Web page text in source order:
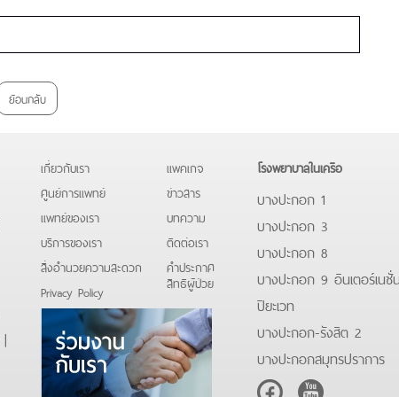
ย้อนกลับ
|
เกี่ยวกับเรา
ศูนย์การแพทย์
แพทย์ของเรา
บริการของเรา
สิ่งอำนวยความสะดวก
Privacy Policy
แพคเกจ
ข่าวสาร
บทความ
ติดต่อเรา
คําประกาศ
สิทธิผู้ป่วย
โรงพยาบาลในเครือ
บางปะกอก 1
บางปะกอก 3
บางปะกอก 8
บางปะกอก 9 อินเตอร์เนชั่
ปิยะเวท
บางปะกอก-รังสิต 2
บางปะกอกสมุทรปราการ
FacebookYoutube